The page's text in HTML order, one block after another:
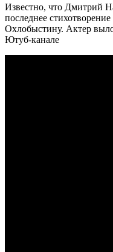
Известно, что Дмитрий
последнее
Охлобыстину. Актер
Ютуб-канале